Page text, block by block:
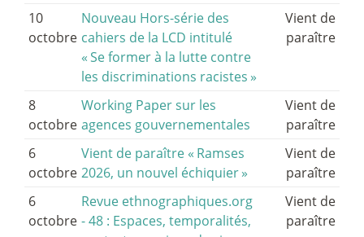
10
octobre
Nouveau Hors-série des
cahiers de la LCD intitulé
«Se former à la lutte contre
les discriminations racistes »
Vient de
paraître
8
octobre
Working Paper sur les
agences gouvernementales
Vient de
paraître
6
octobre
Vient de paraître « Ramses
2026, un nouvel échiquier»
Vient de
paraître
6
octobre
Revue ethnographiques.org
- 48 : Espaces, temporalités,
Vient de
paraître